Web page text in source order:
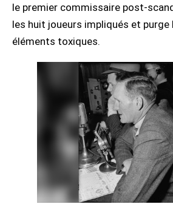
le premier commissaire post-
les huit joueurs impliqués et purge
éléments toxiques.